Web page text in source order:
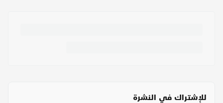
للإشتراك في النشرة